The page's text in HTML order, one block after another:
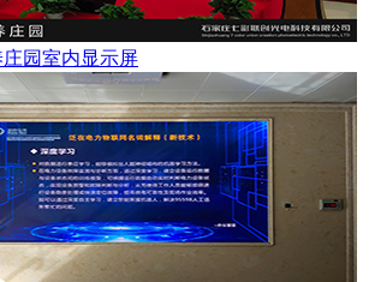
园室内显示屏